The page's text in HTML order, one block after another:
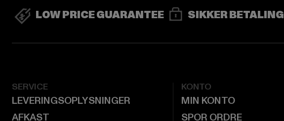
LOW PRICE GUARANTEE SIKKER BETALING
SERVICE
LEVERINGSOPLYSNINGER
AFKAST
KONTO
MIN KONTO
SPOR ORDRE